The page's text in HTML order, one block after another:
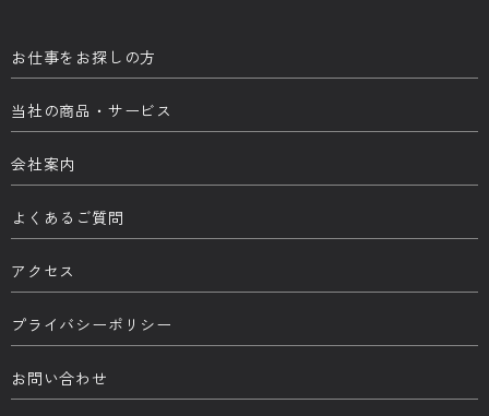
お仕事をお探しの方
当社の商品・サービス
会社案内
よくあるご質問
アクセス
プライバシーポリシー
お問い合わせ